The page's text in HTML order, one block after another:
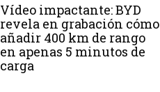
Vídeo impactante: BYD
revela en grabación cómo
añadir 400 km de rango
en apenas 5 minutos de
carga